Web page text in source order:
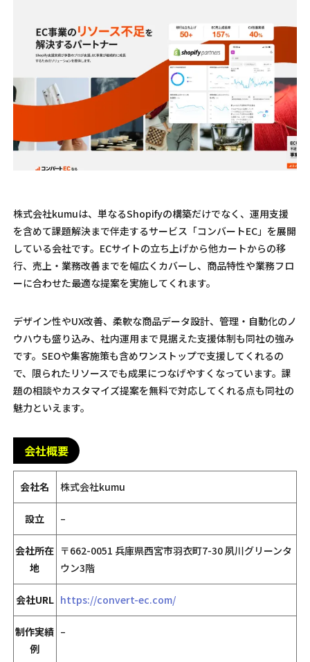
株式会社kumuは、単なるShopifyの構築だけでなく、運用支援
を含めて課題解決まで伴走するサービス「コンバートEC」を展開
している会社です。ECサイトの立ち上げから他カートからの移
行、売上・業務改善までを幅広くカバーし、商品特性や業務フロ
ーに合わせた最適な提案を実施してくれます。
デザイン性やUX改善、柔軟な商品データ設計、管理・自動化のノ
ウハウも盛り込み、社内運用まで見据えた支援体制も同社の強み
です。SEOや集客施策も含めワンストップで支援してくれるの
で、限られたリソースでも成果につなげやすくなっています。課
題の相談やカスタマイズ提案を無料で対応してくれる点も同社の
魅力といえます。
会社概要
会社名 株式会社kumu
設立 –
会社所在
地
〒662-0051 兵庫県西宮市羽衣町7-30 夙川グリーンタ
ウン3階
会社URL https://convert-ec.com/
制作実績
例
–